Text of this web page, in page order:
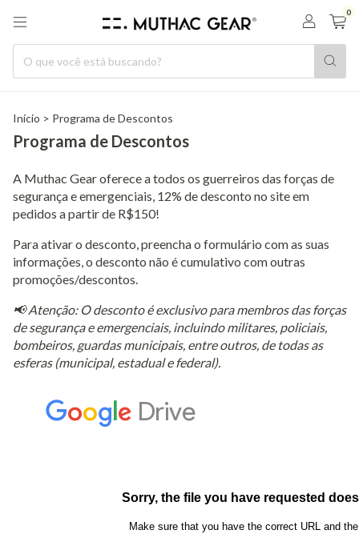
0
Início > Programa de Descontos
Programa de Descontos
A Muthac Gear oferece a todos os guerreiros das forças de
segurança e emergenciais, 12% de desconto no site em
pedidos a partir de R$150!
Para ativar o desconto, preencha o formulário com as suas
informações, o desconto não é cumulativo com outras
promoções/descontos.
📢 Atenção: O desconto é exclusivo para membros das forças
de segurança e emergenciais, incluindo militares, policiais,
bombeiros, guardas municipais, entre outros, de todas as
esferas (municipal, estadual e federal).